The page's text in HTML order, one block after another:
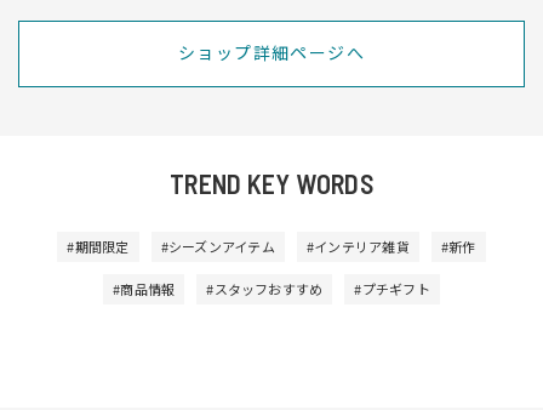
ショップ詳細ページへ
TREND KEY WORDS
#期間限定 #シーズンアイテム #インテリア雑貨 #新作
#商品情報 #スタッフおすすめ #プチギフト